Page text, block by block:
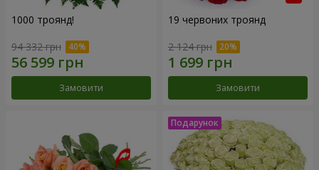
1000 троянд!
94 332 грн
Замовити
19 червоних троянд
2 124 грн
Замовити